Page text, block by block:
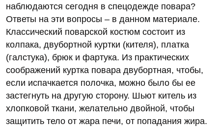
наблюдаются сегодня в спецодежде повара?
Ответы на эти вопросы – в данном материале.
Классический поварской костюм состоит из
колпака, двубортной куртки (кителя), платка
(галстука), брюк и фартука. Из практических
соображений куртка повара двубортная, чтобы,
если испачкается полочка, можно было бы ее
застегнуть на другую сторону. Шьют китель из
хлопковой ткани, желательно двойной, чтобы
защитить тело от жара печи, от попадания жира.